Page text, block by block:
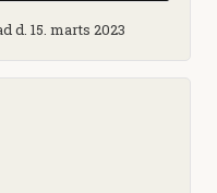
15. marts 2023